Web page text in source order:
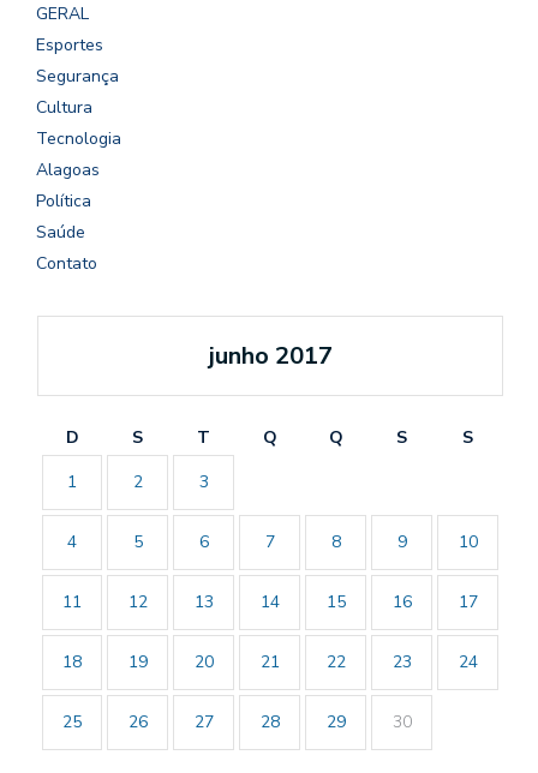
GERAL
Esportes
Segurança
Cultura
Tecnologia
Alagoas
Política
Saúde
Contato
junho 2017
D S T Q Q S
S
1
2 3
4 5 6 7 8 9 10
11 12 13 14 15 16 17
18 19 20 21 22 23 24
25 26 27 28 29 30